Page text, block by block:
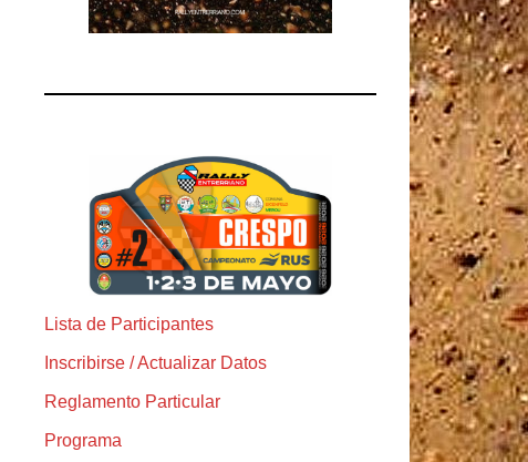
Lista de Participantes
Inscribirse / Actualizar Datos
Reglamento Particular
Programa